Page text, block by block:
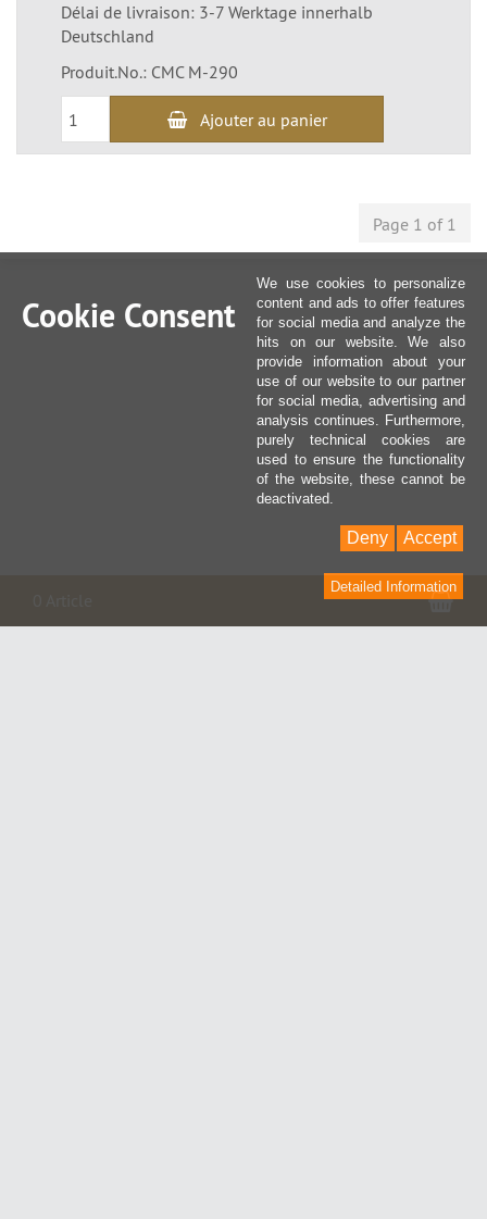
Délai de livraison: 3-7 Werktage innerhalb
Deutschland
Produit.No.: CMC M-290
Ajouter au panier
Page 1 of 1
Cookie Consent
We use cookies to personalize
content and ads to offer features
for social media and analyze the
hits on our website. We also
provide information about your
use of our website to our partner
for social media, advertising and
analysis continues. Furthermore,
purely technical cookies are
used to ensure the functionality
of the website, these cannot be
deactivated.
Accept
Deny
Detailed Information